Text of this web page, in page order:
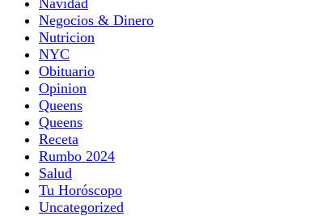
Negocios & Dinero
Nutricion
NYC
Obituario
Opinion
Queens
Queens
Receta
Rumbo 2024
Salud
Tu Horóscopo
Uncategorized